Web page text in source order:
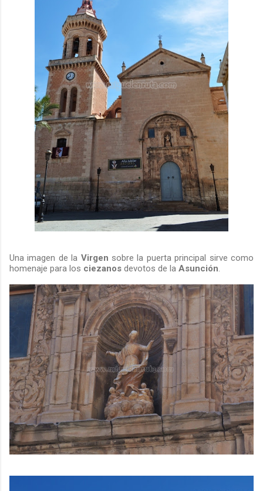
Una imagen de la Virgen sobre la puerta principal sirve como
homenaje para los ciezanos devotos de la Asunción.